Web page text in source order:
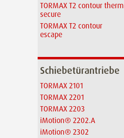
TORMAX T2 contour therm
secure
TORMAX T2 contour
escape
Schiebetürantriebe
TORMAX 2101
TORMAX 2201
TORMAX 2203
iMotion® 2202.A
iMotion® 2302